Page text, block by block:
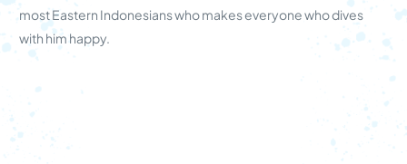
most Eastern Indonesians who makes everyone who dives
with him happy.